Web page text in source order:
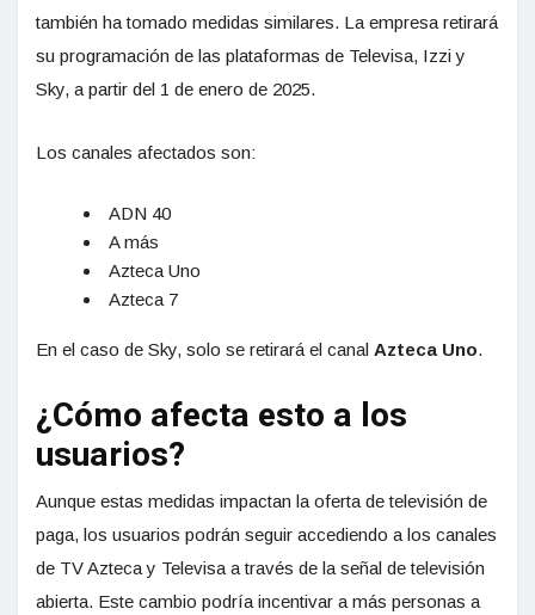
también ha tomado medidas similares. La empresa retirará
su programación de las plataformas de Televisa, Izzi y
Sky, a partir del 1 de enero de 2025.
Los canales afectados son:
ADN 40
A más
Azteca Uno
Azteca 7
En el caso de Sky, solo se retirará el canal Azteca Uno.
¿Cómo afecta esto a los
usuarios?
Aunque estas medidas impactan la oferta de televisión de
paga, los usuarios podrán seguir accediendo a los canales
de TV Azteca y Televisa a través de la señal de televisión
abierta. Este cambio podría incentivar a más personas a